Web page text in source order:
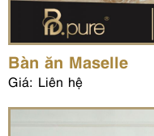
Bàn ăn Maselle
Giá: Liên hệ